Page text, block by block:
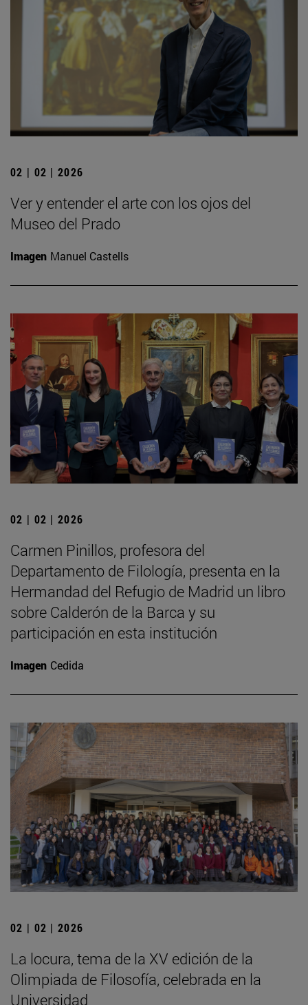
02 | 02 | 2026
Ver y entender el arte con los ojos del
Museo del Prado
Imagen Manuel Castells
02 | 02 | 2026
Carmen Pinillos, profesora del
Departamento de Filología, presenta en la
Hermandad del Refugio de Madrid un libro
sobre Calderón de la Barca y su
participación en esta institución
Imagen Cedida
02 | 02 | 2026
La locura, tema de la XV edición de la
Olimpiada de Filosofía, celebrada en la
Universidad